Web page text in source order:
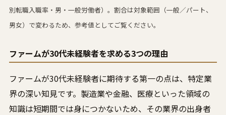
別転職入職率・男・一般労働者）。割合は対象範囲（一般／パート、
男女）で変わるため、参考値としてご覧ください。
ファームが30代未経験者を求める3つの理由
ファームが30代未経験者に期待する第一の点は、特定業
界の深い知見です。製造業や金融、医療といった領域の
知識は短期間では身につかないため、その業界の出身者